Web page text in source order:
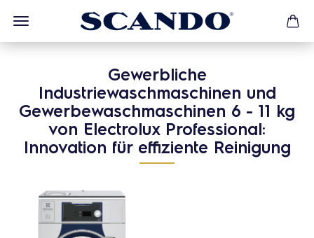
Gewerbliche
Industriewaschmaschinen und
Gewerbewaschmaschinen 6 - 11 kg
von Electrolux Professional:
Innovation für effiziente Reinigung